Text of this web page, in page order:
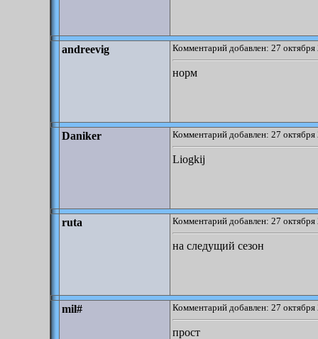
andreevig Комментарий добавлен: 27
норм
Daniker Комментарий добавлен: 27
Liogkij
ruta Комментарий добавлен: 27
на следущий сезон
mil# Комментарий добавлен: 27
прост